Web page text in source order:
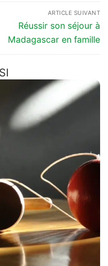
ARTICLE SUIVANT
Next
post:
Réussir son séjour à
Madagascar en famille